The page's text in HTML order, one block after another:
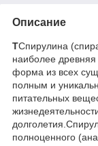
Описание
ТСпирулина
наиболее древняя
форма из всех
полным и
питательных
полноценного